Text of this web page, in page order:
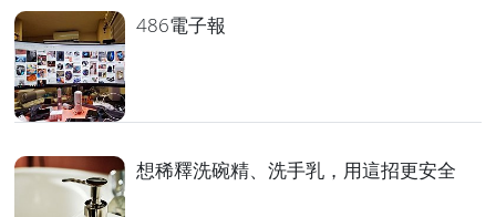
486電子報
想稀釋洗碗精、洗手乳，用這招更安全